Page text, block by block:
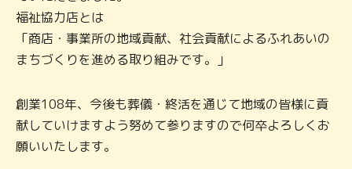
福祉協力店とは
「商店・事業所の地域貢献、社会貢献によるふれあいの
まちづくりを進める取り組みです。」
創業108年、今後も葬儀・終活を通じて地域の皆様に貢
献していけますよう努めて参りますので何卒よろしくお
願いいたします。